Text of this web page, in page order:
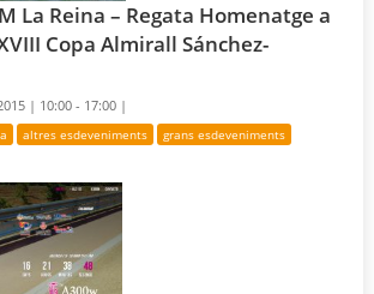
La Reina – Regata Homenatge a
Copa Almirall Sánchez-
| 10:00 - 17:00 |
altres esdeveniments grans esdeveniments